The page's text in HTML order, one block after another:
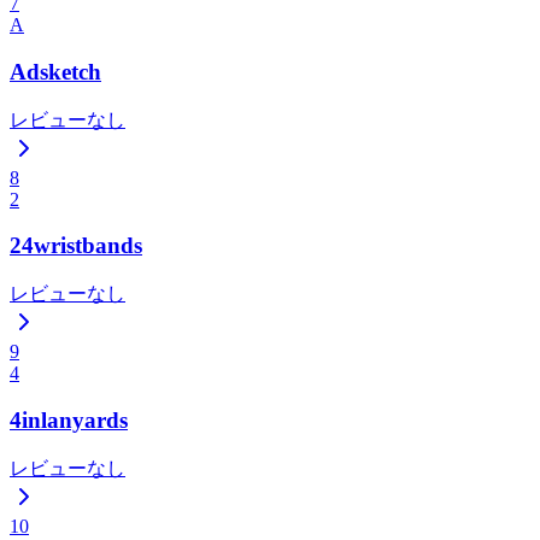
A
Adsketch
レビューなし
8
2
24wristbands
レビューなし
9
4
4inlanyards
レビューなし
10